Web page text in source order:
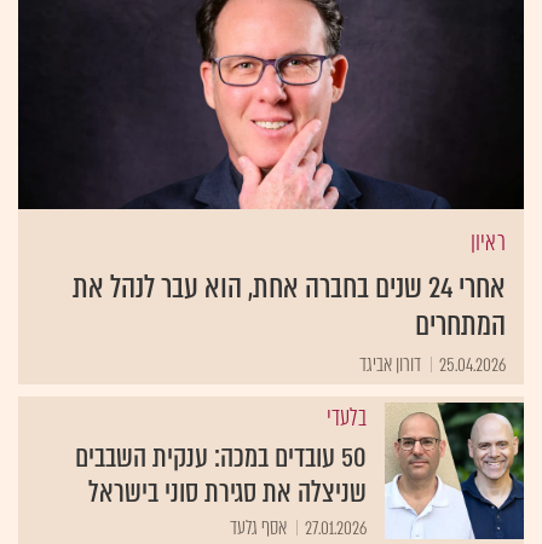
ראיון
אחרי 24 שנים בחברה אחת, הוא עבר לנהל את
המתחרים
25.04.2026 דורון אביגד
בלעדי
50 עובדים במכה: ענקית השבבים
שניצלה את סגירת סוני בישראל
27.01.2026 אסף גלעד